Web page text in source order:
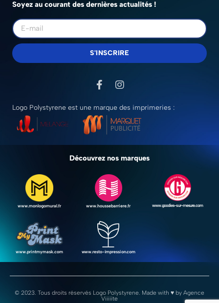
Soyez au courant des dernières actualités !
S'INSCRIRE
Logo Polystyrene est une marque des imprimeries :
Découvrez nos marques
www.monlogomural.fr www.houssebarriere.fr www.goodies-sur-mesure.com
www.printmymask.com www.resto-impression.com
© 2023. Tous droits réservés Logo Polystyrene. Made with ♥ by Agence
Viiiiite